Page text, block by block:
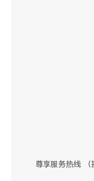
尊享服务热线 （